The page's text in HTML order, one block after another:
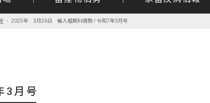
2025年 3月26日 輸入粗飼料情勢 / 令和7年3月号
3月号